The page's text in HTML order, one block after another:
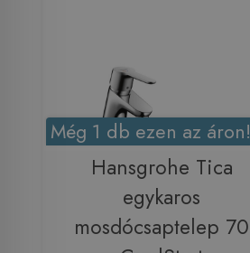
Még 1 db ezen az áron!
Hansgrohe Tica
egykaros
mosdócsaptelep 70